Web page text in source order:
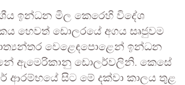
ඉන්ධන මිල කෙරෙහි විදේශ
හෙවත් ඩොලරයේ අගය සෘජුවම
වෙළෙඳපොළෙන් ඉන්ධන
ඇමෙරිකානු ඩොලර්වලිනි. කෙසේ
ආරම්භයේ සිට මේ දක්වා කාලය තුළ